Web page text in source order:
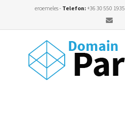
eroemeles - Telefon: +36 30 550 1935
Email